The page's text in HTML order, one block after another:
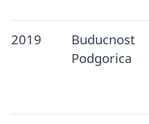
2019
Buducnost
Podgorica